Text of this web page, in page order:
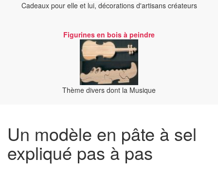
Cadeaux pour elle et lui, décorations d'artisans créateurs
Figurines en bois à peindre
Thème divers dont la Musique
Un modèle en pâte à sel
expliqué pas à pas